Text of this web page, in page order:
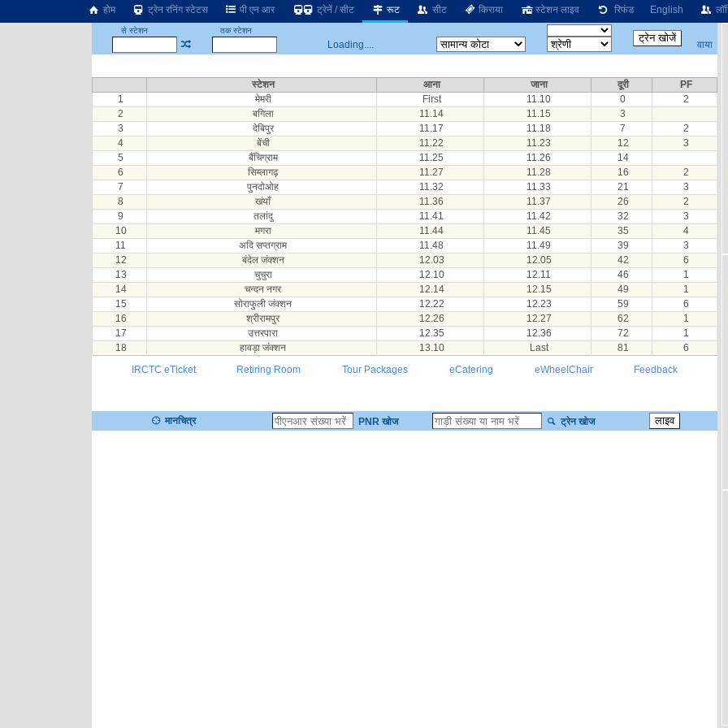
होम ट्रेन रनिंग स्टेटस पी एन आर ट्रेनें / सीट रूट सीट किराया स्टेशन लाइव रिफंड English
से स्टेशन तक स्टेशन
Loading.... वाया
स्टेशन आना जाना दूरी
PF
1
मेमरी First 11.10 0
2
2
बगिला 11.14 11.15
3
3
देबिपुर 11.17 11.18 7
2
4
बेंची 11.22 11.23 12
3
5
बैंचिग्राम 11.25 11.26
14
6
सिम्लागढ़ 11.27 11.28 16
2
7
पुनदोओह 11.32 11.33 21
3
8
खंयाँ 11.36 11.37 26
2
9
तलांदु 11.41 11.42 32
3
10
मगरा 11.44 11.45 35
4
11
अदि सप्तग्राम 11.48 11.49 39
3
12
बंदेल जंक्शन 12.03 12.05 42
6
13
चुचुरा 12.10 12.11 46
1
14
चन्दन नगर 12.14 12.15 49
1
15
सोराफुली जंक्शन 12.22 12.23 59
6
16
श्रीरामपुर 12.26 12.27 62
1
17
उत्तरपारा 12.35 12.36 72
1
18
हावड़ा जंक्शन 13.10 Last 81
6
IRCTC eTicket
Retiring Room Tour Packages eCatering eWheelChair Feedback
मानचित्र PNR खोज ट्रेन खोज